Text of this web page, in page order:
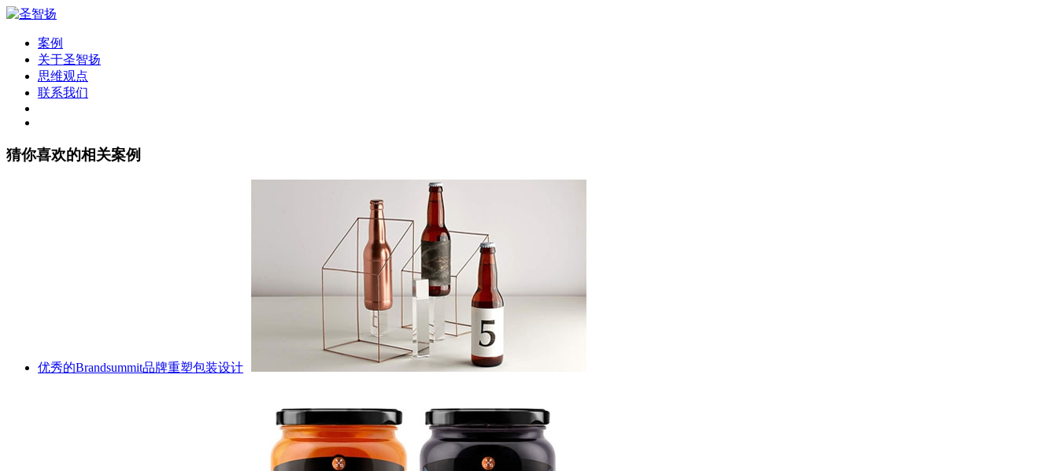
案例
关于圣智扬
思维观点
联系我们
猜你喜欢的相关案例
优秀的Brandsummit品牌重塑包装设计